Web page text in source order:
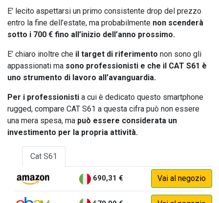
E’ lecito aspettarsi un primo consistente drop del prezzo
entro la fine dell’estate, ma probabilmente non scenderà
sotto i 700 € fino all’inizio dell’anno prossimo.
E’ chiaro inoltre che il target di riferimento non sono gli
appassionati ma sono professionisti e che il CAT S61 è
uno strumento di lavoro all’avanguardia.
Per i professionisti a cui è dedicato questo smartphone
rugged, compare CAT S61 a questa cifra può non essere
una mera spesa, ma può essere considerata un
investimento per la propria attività.
Cat S61
690,31 € Vai al negozio